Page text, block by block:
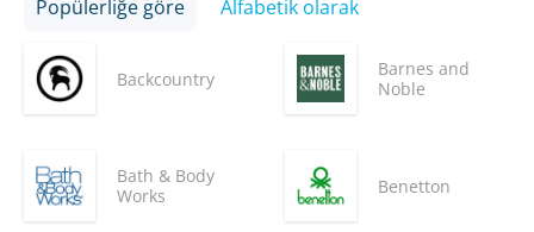
Popülerliğe göre
Alfabetik olarak
Backcountry
Barnes and
Noble
Bath & Body
Works
Benetton